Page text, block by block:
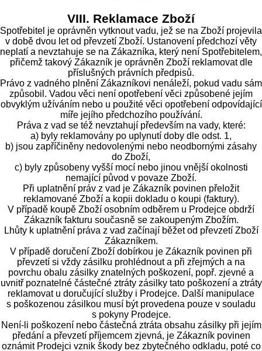
VIII. Reklamace Zboží
Spotřebitel je oprávněn vytknout vadu, jež se na Zboží projevila
v době dvou let od převzetí Zboží. Ustanovení předchozí věty
neplatí a nevztahuje se na Zákazníka, který není Spotřebitelem,
přičemž takový Zákazník je oprávněn Zboží reklamovat dle
příslušných právních předpisů.
Právo z vadného plnění Zákazníkovi nenáleží, pokud vadu sám
způsobil. Vadou věci není opotřebení věci způsobené jejím
obvyklým užíváním nebo u použité věci opotřebení odpovídající
míře jejího předchozího používání.
Práva z vad se též nevztahují především na vady, které:
a) byly reklamovány po uplynutí doby dle odst. 1,
b) jsou zapříčiněny nedovolenými nebo neodbornými zásahy
do Zboží,
c) byly způsobeny vyšší mocí nebo jinou vnější okolnosti
nemající původ v povaze Zboží.
Při uplatnění práv z vad je Zákazník povinen přeložit
reklamované Zboží a kopii dokladu o koupi (faktury).
V případě koupě Zboží osobním odběrem u Prodejce obdrží
Zákazník fakturu současně se zakoupeným Zbožím.
Lhůty k uplatnění práva z vad začínají běžet od převzetí Zboží
Zákazníkem.
V případě doručení Zboží dobírkou je Zákazník povinen při
převzetí si vždy zásilku prohlédnout a při zřejmých a na
povrchu obalu zásilky znatelných poškození, popř. zjevné a
uvnitř poznatelné částečné ztráty zásilky tato poškození a ztráty
reklamovat u doručující služby i Prodejce. Další manipulace
s poškozenou zásilkou musí být provedena pouze v souladu
s pokyny Prodejce.
Není-li poškození nebo částečná ztráta obsahu zásilky při jejím
předání a převzetí příjemcem zjevná, je Zákazník povinen
oznámit Prodejci vznik škody bez zbytečného odkladu, poté co